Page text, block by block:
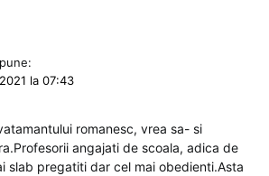
la 07:43
romanesc, vrea sa- si
angajati de scoala, adica de
slab pregatiti dar cel mai obedienti.Asta